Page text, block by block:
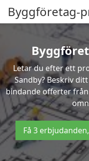
Byggföretag-
Letar du efter ett
Sandby? Beskriv
bindande offerter
Få 3